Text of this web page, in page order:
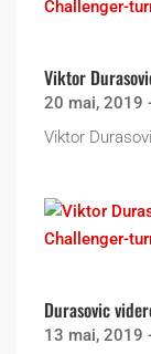
Viktor
20 mai, 2019
Viktor
Durasovic
13 mai, 2019